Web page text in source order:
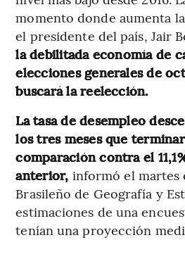
momento donde aumenta
el presidente del país, Jair
la debilitada economía de
elecciones generales de
buscará la reelección.
La tasa de desempleo
los tres meses que
comparación contra el
anterior, informó el
Brasileño de Geografía y
estimaciones de una
tenían una proyección